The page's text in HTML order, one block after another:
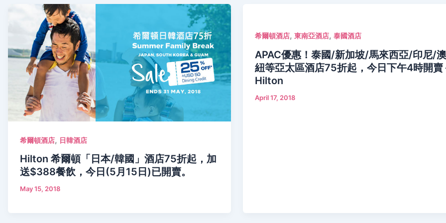
希爾頓酒店, 日韓酒店
Hilton 希爾頓「日本/韓國」酒店75折起，加
送$388餐飲，今日(5月15日)已開賣。
May 15, 2018
希爾頓酒店,東南亞酒店,泰國酒店
APAC優惠！泰國/新加坡/馬來西亞/印尼/
紐等亞太區酒店75折起，今日下午4時開賣
Hilton
April 17, 2018